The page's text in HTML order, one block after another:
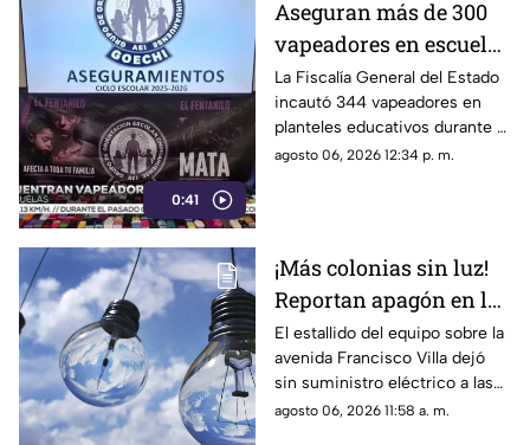
0:41
Aseguran más de 300
vapeadores en escuelas
de Chihuahua; detectan
dispositivo wax
La Fiscalía General del Estado
incautó 344 vapeadores en
planteles educativos durante el
ciclo escolar 2025-2026; 36
agosto 06, 2026 12:34 p. m.
¡Más colonias sin luz!
Reportan apagón en la
zona de Altavista tras
explosión de
transformador
El estallido del equipo sobre la
avenida Francisco Villa dejó
sin suministro eléctrico a las
colonias Altavista, Insurgentes
agosto 06, 2026 11:58 a. m.